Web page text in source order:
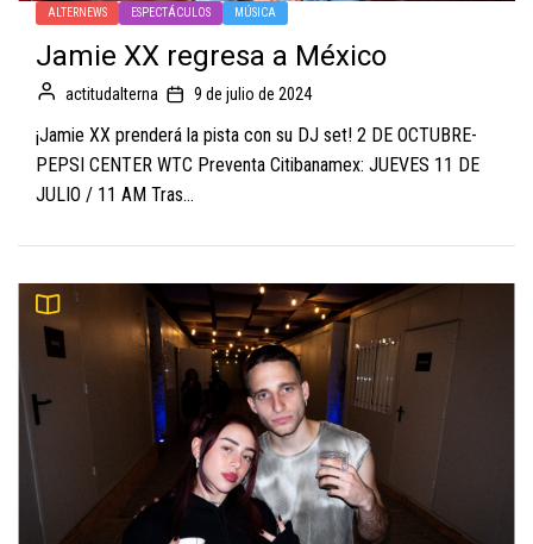
ALTERNEWS ESPECTÁCULOS MÚSICA
Jamie XX regresa a México
actitudalterna 9 de julio de 2024
¡Jamie XX prenderá la pista con su DJ set! 2 DE OCTUBRE-
PEPSI CENTER WTC Preventa Citibanamex: JUEVES 11 DE
JULIO / 11 AM Tras...